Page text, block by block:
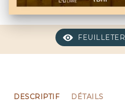
FEUILLETER
DESCRIPTIF DÉTAILS